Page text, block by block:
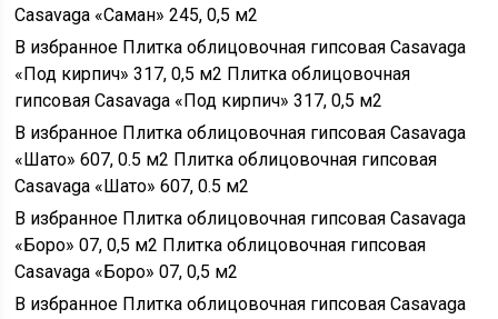
Casavaga «Саман» 245, 0,5 м2
В избранное Плитка облицовочная гипсовая Casavaga
«Под кирпич» 317, 0,5 м2 Плитка облицовочная
гипсовая Casavaga «Под кирпич» 317, 0,5 м2
В избранное Плитка облицовочная гипсовая Casavaga
«Шато» 607, 0.5 м2 Плитка облицовочная гипсовая
Casavaga «Шато» 607, 0.5 м2
В избранное Плитка облицовочная гипсовая Casavaga
«Боро» 07, 0,5 м2 Плитка облицовочная гипсовая
Casavaga «Боро» 07, 0,5 м2
В избранное Плитка облицовочная гипсовая Casavaga